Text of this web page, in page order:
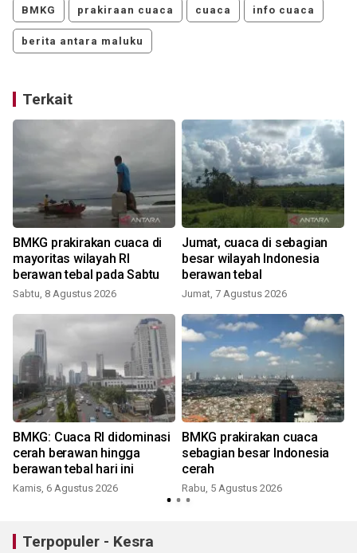
BMKG prakiraan cuaca cuaca info cuaca
berita antara maluku
Terkait
BMKG prakirakan cuaca di
mayoritas wilayah RI
berawan tebal pada Sabtu
Sabtu, 8 Agustus 2026
Jumat, cuaca di sebagian
besar wilayah Indonesia
berawan tebal
Jumat, 7 Agustus 2026
BMKG: Cuaca RI didominasi
cerah berawan hingga
berawan tebal hari ini
Kamis, 6 Agustus 2026
BMKG prakirakan cuaca
sebagian besar Indonesia
cerah
Rabu, 5 Agustus 2026
Terpopuler - Kesra